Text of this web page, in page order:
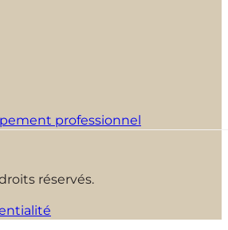
professionnel
réservés.